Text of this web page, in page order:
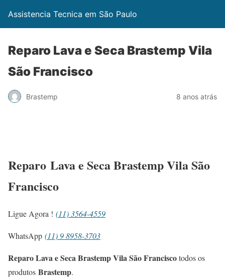
Assistencia Tecnica em São Paulo
Reparo Lava e Seca Brastemp Vila
São Francisco
Brastemp 8 anos atrás
Reparo Lava e Seca Brastemp Vila São
Francisco
Ligue Agora ! (11) 3564-4559
WhatsApp (11) 9 8958-3703
Reparo Lava e Seca Brastemp Vila São Franciscotodos os
produtos Brastemp.